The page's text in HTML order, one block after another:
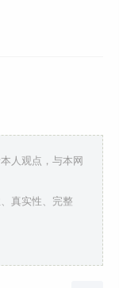
人观点，与本网
真实性、完整